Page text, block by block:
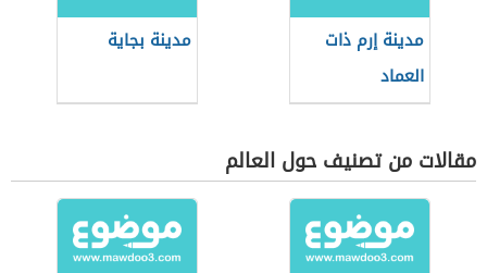
مدينة إرم ذات
العماد
مدينة بجاية
مقالات من تصنيف حول العالم